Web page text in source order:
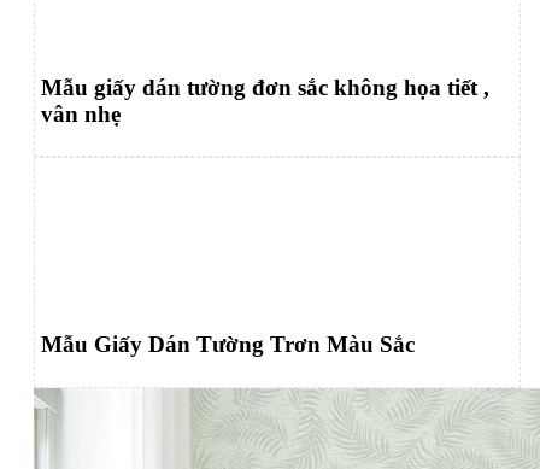
Mẫu giấy dán tường đơn sắc không họa tiết ,
vân nhẹ
Mẫu Giấy Dán Tường Trơn Màu Sắc